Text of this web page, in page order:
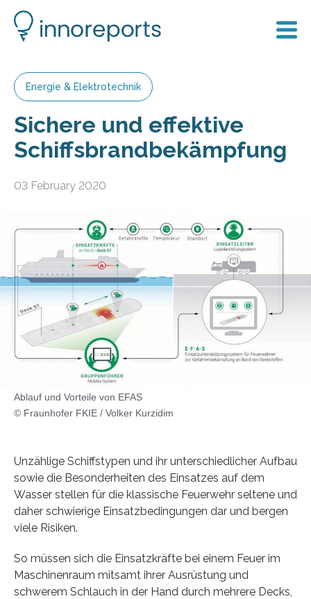
Energie & Elektrotechnik
Sichere und effektive
Schiffsbrandbekämpfung
03 February 2020
Ablauf und Vorteile von EFAS
© Fraunhofer FKIE / Volker Kurzidim
Unzählige Schiffstypen und ihr unterschiedlicher Aufbau
sowie die Besonderheiten des Einsatzes auf dem
Wasser stellen für die klassische Feuerwehr seltene und
daher schwierige Einsatzbedingungen dar und bergen
viele Risiken.
So müssen sich die Einsatzkräfte bei einem Feuer im
Maschinenraum mitsamt ihrer Ausrüstung und
schwerem Schlauch in der Hand durch mehrere Decks,